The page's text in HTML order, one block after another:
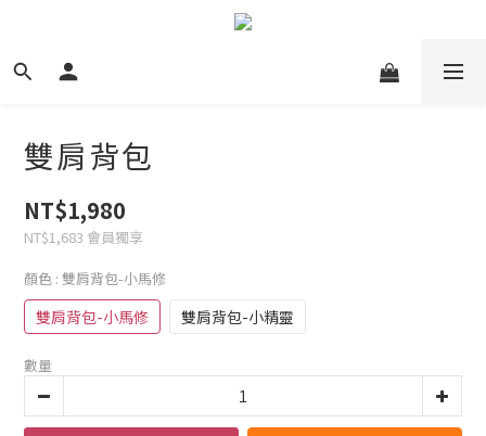
雙肩背包
NT$1,980
NT$1,683 會員獨享
顏色 : 雙肩背包-小馬修
雙肩背包-小馬修 雙肩背包-小精靈
數量